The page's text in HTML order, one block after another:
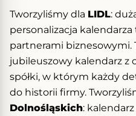
Tworzyliśmy dla LIDL:
personalizacja
partnerami biznesowymi.
jubileuszowy kalendarz z
spółki, w którym każdy
do historii firmy.
Dolnośląskich: